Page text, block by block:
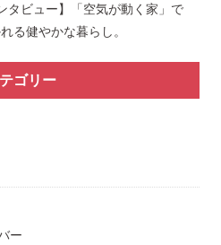
タビュー】「空気が動く家」で
る健やかな暮らし。
ゴリー
ー